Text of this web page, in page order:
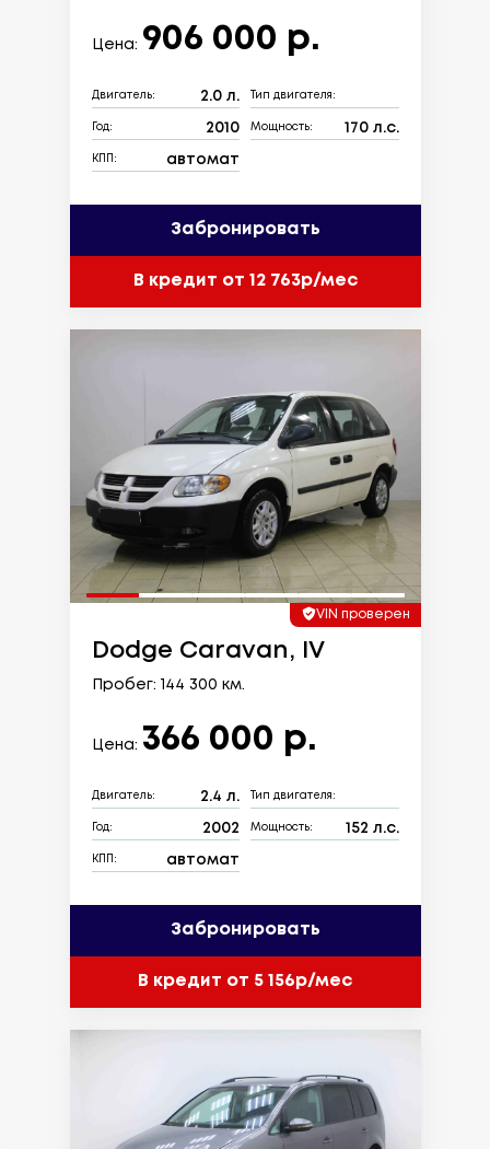
Цена: 906 000 р.
Двигатель: 2.0 л. Тип двигателя:
Год: 2010 Мощность: 170 л.с.
КПП: автомат
Забронировать
В кредит от 12 763р/мес
VIN проверен
Dodge Caravan, IV
Пробег: 144 300 км.
Цена: 366 000 р.
Двигатель: 2.4 л. Тип двигателя:
Год: 2002 Мощность: 152 л.с.
КПП: автомат
Забронировать
В кредит от 5 156р/мес